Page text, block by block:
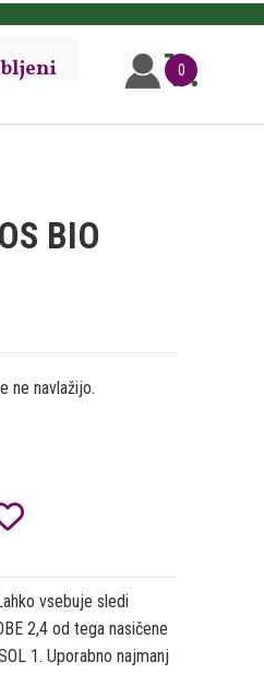
0
BIO
ne navlažijo.
vsebuje sledi
2,4 od tega nasičene
1. Uporabno najmanj